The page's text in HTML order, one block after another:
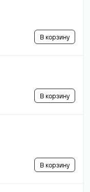
В корзину
В корзину
В корзину